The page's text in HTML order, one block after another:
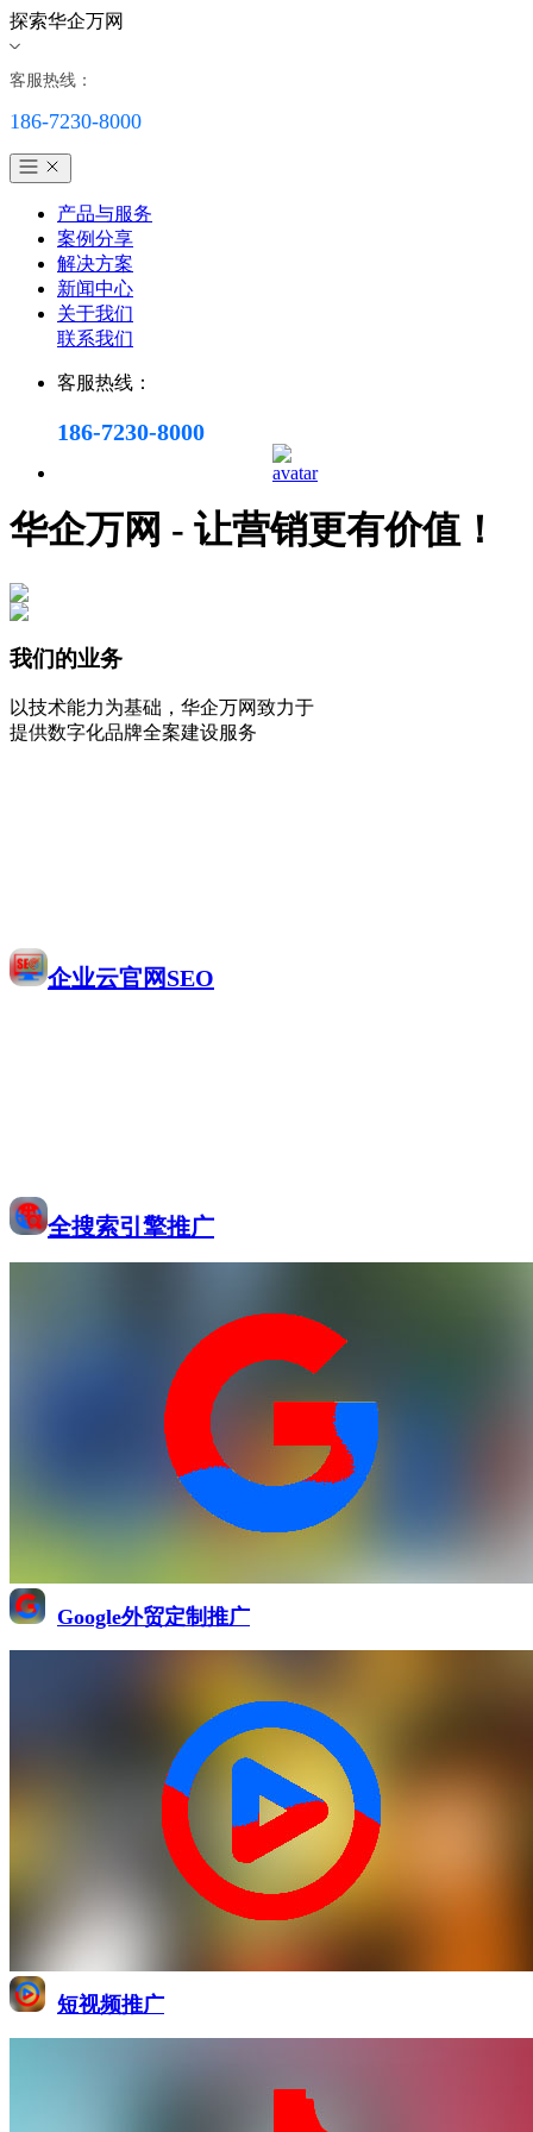
探索华企万网
客服热线：
186-7230-8000
产品与服务
案例分享
解决方案
新闻中心
关于我们
联系我们
客服热线：
186-7230-8000
华企万网 - 让营销更有价值！
我们的业务
以技术能力为基础，华企万网致力于
提供数字化品牌全案建设服务
企业云官网SEO
全搜索引擎推广
Google外贸定制推广
短视频推广